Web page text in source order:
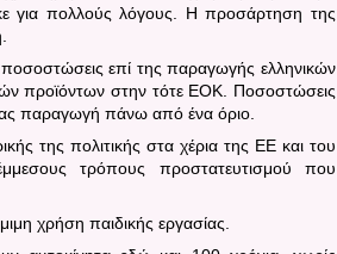
για πολλούς λόγους. Η προσάρτηση της
επί της παραγωγής ελληνικών
προϊόντων στην τότε ΕΟΚ. Ποσοστώσεις
παραγωγή πάνω από ένα όριο.
της πολιτικής στα χέρια της ΕΕ και του
τρόπους προστατευτισμού που
χρήση παιδικής εργασίας.